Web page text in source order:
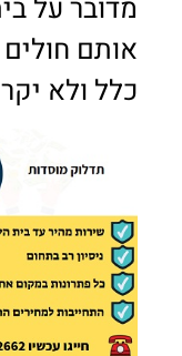
מדובר על
אותם
כלל ולא